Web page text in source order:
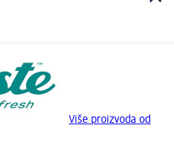
Više proizvoda od